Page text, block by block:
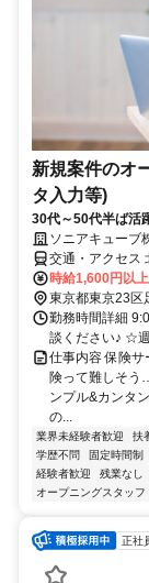
新規案件のオ
タ入力等)
30代～50代半ば活
ソニアキューブ
交通・アクセス
駅から徒歩5分
時給1,600円以上
東京都東京23区
勤務時間詳細
談ください♪ ☆
仕事内容 保険サ
険って難しそう
ンプル&カンタ
の...
業界未経験者歓迎 扶
学歴不問
固定時間制
経験者歓迎
残業なし
オープニングスタッフ
正社